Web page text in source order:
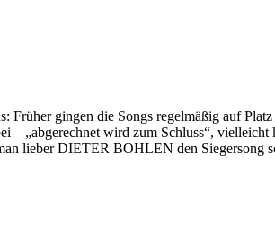
Früher gingen die Songs regelmäßig auf
– „abgerechnet wird zum Schluss“,
lieber DIETER BOHLEN den Siegersong